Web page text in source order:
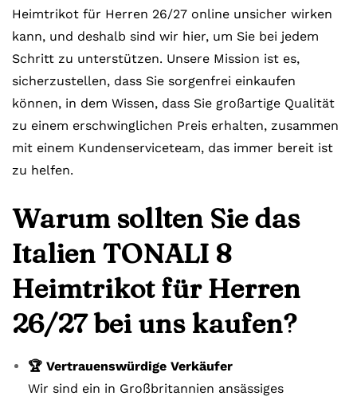
Heimtrikot für Herren 26/27 online unsicher wirken
kann, und deshalb sind wir hier, um Sie bei jedem
Schritt zu unterstützen. Unsere Mission ist es,
sicherzustellen, dass Sie sorgenfrei einkaufen
können, in dem Wissen, dass Sie großartige Qualität
zu einem erschwinglichen Preis erhalten, zusammen
mit einem Kundenserviceteam, das immer bereit ist
zu helfen.
Warum sollten Sie das
Italien TONALI 8
Heimtrikot für Herren
26/27 bei uns kaufen?
🏆 Vertrauenswürdige Verkäufer
Wir sind ein in Großbritannien ansässiges